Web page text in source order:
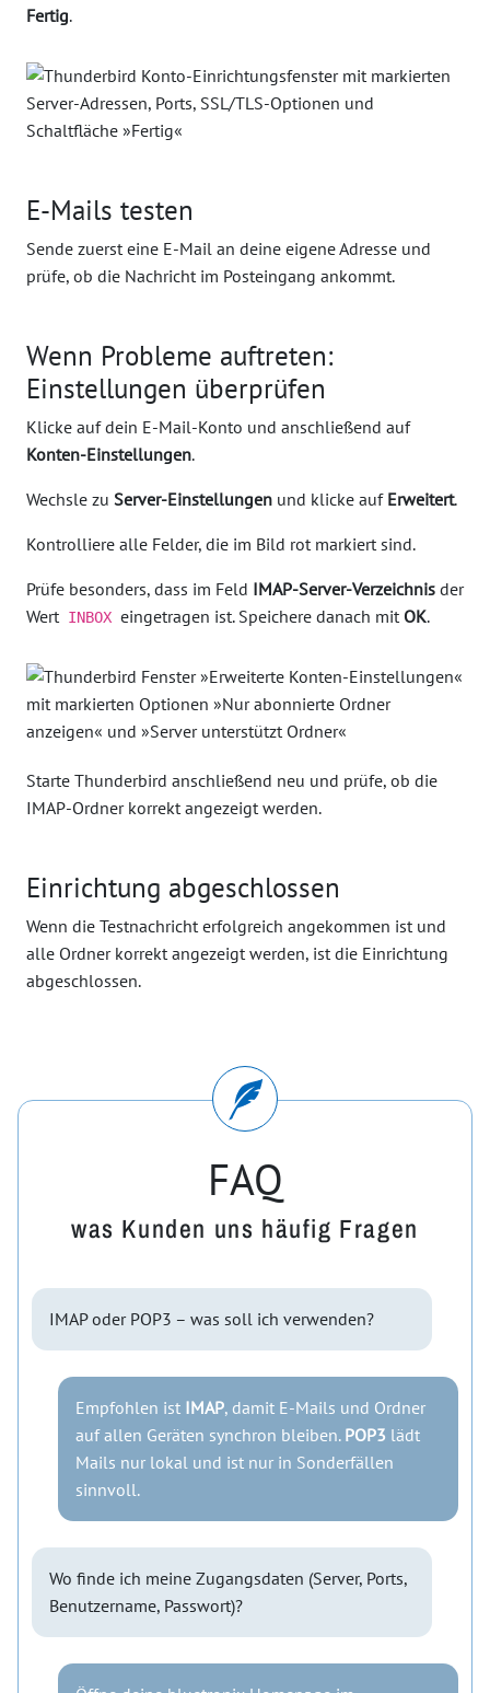
Fertig.
E-Mails testen
Sende zuerst eine E-Mail an deine eigene Adresse und
prüfe, ob die Nachricht im Posteingang ankommt.
Wenn Probleme auftreten:
Einstellungen überprüfen
Klicke auf dein E-Mail-Konto und anschließend auf
Konten-Einstellungen.
Wechsle zu Server-Einstellungen und klicke auf Erweitert.
Kontrolliere alle Felder, die im Bild rot markiert sind.
Prüfe besonders, dass im Feld IMAP-Server-Verzeichnis der
Wert INBOX eingetragen ist. Speichere danach mit OK.
Starte Thunderbird anschließend neu und prüfe, ob die
IMAP-Ordner korrekt angezeigt werden.
Einrichtung abgeschlossen
Wenn die Testnachricht erfolgreich angekommen ist und
alle Ordner korrekt angezeigt werden, ist die Einrichtung
abgeschlossen.
FAQ
was Kunden uns häufig Fragen
IMAP oder POP3 – was soll ich verwenden?
Empfohlen ist IMAP, damit E-Mails und Ordner
auf allen Geräten synchron bleiben. POP3 lädt
Mails nur lokal und ist nur in Sonderfällen
sinnvoll.
Wo finde ich meine Zugangsdaten (Server, Ports,
Benutzername, Passwort)?